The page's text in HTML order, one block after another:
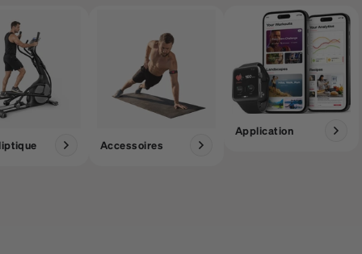
Accessoires
Application